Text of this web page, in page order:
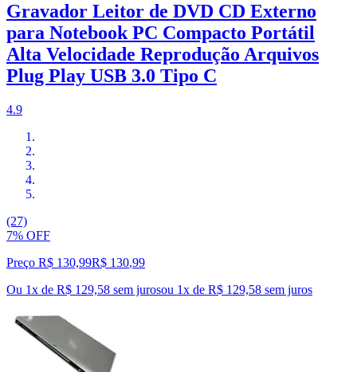
Gravador Leitor de DVD CD Externo
para Notebook PC Compacto Portátil
Alta Velocidade Reprodução Arquivos
Plug Play USB 3.0 Tipo C
4.9
(27)
7% OFF
Preço R$ 130,99R$ 130,99
Ou 1x de R$ 129,58 sem jurosou 1x de R$ 129,58 sem juros